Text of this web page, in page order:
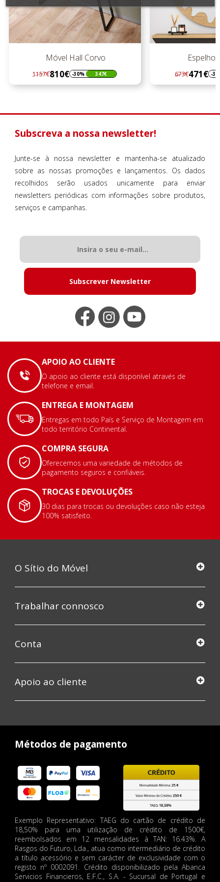
Móvel Hall Corvo
Regular
preço
1157€810€
Preço -30% 347€
Espelho
Regular
preço
673€471€
Preço -
Subscreva a nossa newsletter!
Junte-se à nossa newsletter e mantenha-se atualizado
sobre as nossas promoções e lançamentos. Os dados
recolhidos serão usados unicamente para enviar
newsletters periódicas com informações sobre produtos,
serviços e campanhas.
Subscrever Newsletter
APOIO AO CLIENTE
O apoio ao cliente está disponível através de
telefone e email.
ENTREGA E MONTAGEM
Entregas em todo País e Serviço de Montagem em
todo território Continental.
COMPRA SEGURA
Oferecemos uma variedade de métodos de
pagamento seguros e confiáveis.
TROCAS E DEVOLUÇÕES
30 dias para trocas ou devoluções caso não esteja
100% satisfeito.
O Sítio do Móvel
Trabalhar connosco
Conta
Apoio ao cliente
Métodos de pagamento
Exemplo Representativo: TAEG do cartão de crédito de
18,50% para uma utilização de crédito de 1500€,
reembolsados em 12 mensalidades à TAN: 16.43%. A
Rasgos do Futuro, Lda., atua como intermediário de crédito
a título acessório e sem carácter de exclusividade com o
registo nº 0002091. Crédito disponibilizado pela Abanca
Servicios Financieros, E.F.C., S.A. - Sucursal de Portugal e